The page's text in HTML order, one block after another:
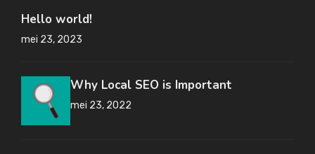
Hello world!
mei 23, 2023
Why Local SEO is Important
mei 23, 2022